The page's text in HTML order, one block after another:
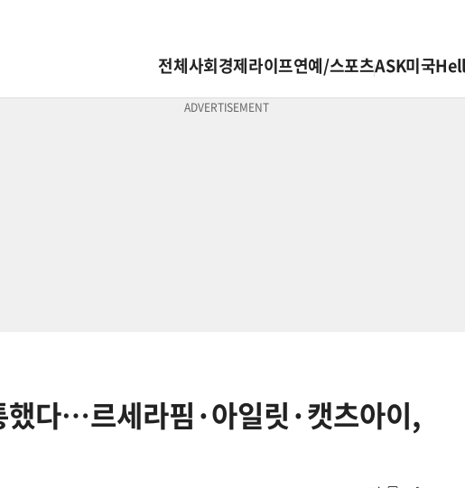
전체사회경제라이프연예/스포츠ASK미국
했다…르세라핌·아일릿·캣츠아이,